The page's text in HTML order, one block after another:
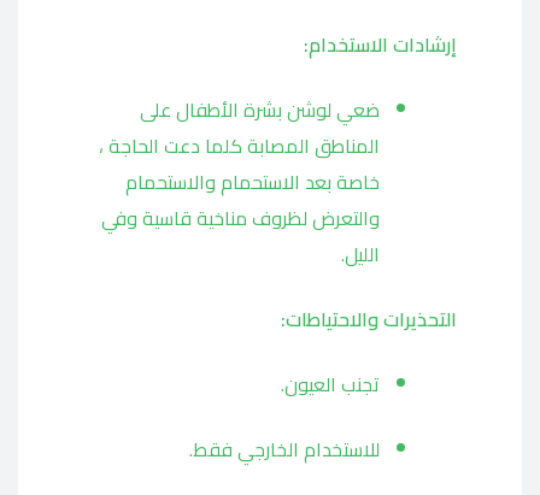
إرشادات الاستخدام:
ضعي لوشن بشرة الأطفال على
المناطق المصابة كلما دعت الحاجة ،
خاصة بعد الاستحمام والاستحمام
والتعرض لظروف مناخية قاسية وفي
الليل.
التحذيرات والاحتياطات:
تجنب العيون.
للاستخدام الخارجي فقط.